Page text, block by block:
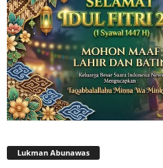
Lukman Abunawas